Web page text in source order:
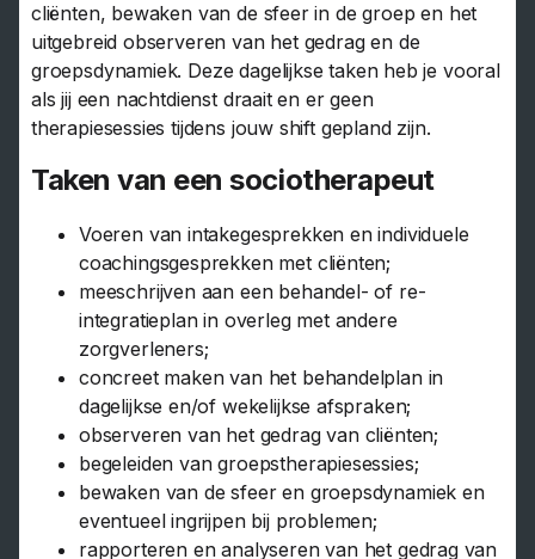
cliënten, bewaken van de sfeer in de groep en het
uitgebreid observeren van het gedrag en de
groepsdynamiek. Deze dagelijkse taken heb je vooral
als jij een nachtdienst draait en er geen
therapiesessies tijdens jouw shift gepland zijn.
Taken van een sociotherapeut
Voeren van intakegesprekken en individuele
coachingsgesprekken met cliënten;
meeschrijven aan een behandel- of re-
integratieplan in overleg met andere
zorgverleners;
concreet maken van het behandelplan in
dagelijkse en/of wekelijkse afspraken;
observeren van het gedrag van cliënten;
begeleiden van groepstherapiesessies;
bewaken van de sfeer en groepsdynamiek en
eventueel ingrijpen bij problemen;
rapporteren en analyseren van het gedrag van